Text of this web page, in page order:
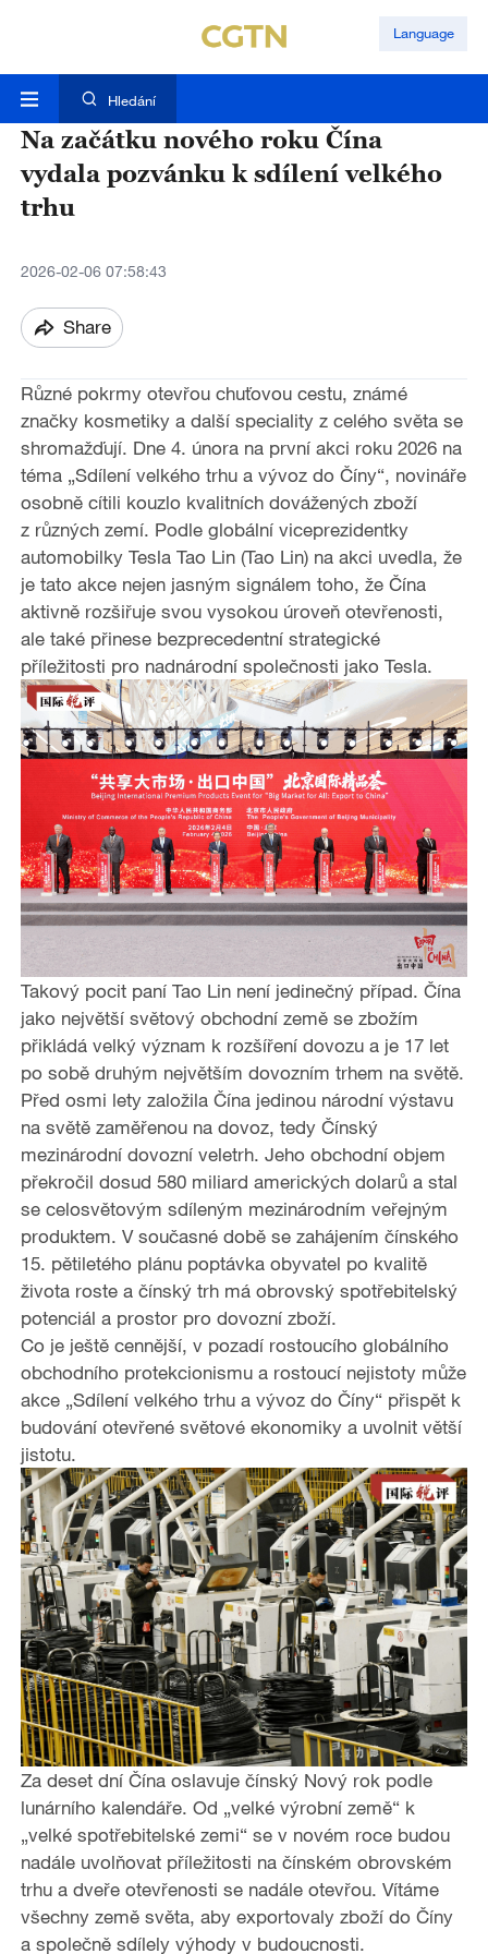
Language
Hledání
Na začátku nového roku Čína
vydala pozvánku k sdílení velkého
trhu
2026-02-06 07:58:43
Share
Různé pokrmy otevřou chuťovou cestu, známé
značky kosmetiky a další speciality z celého světa se
shromažďují. Dne 4. února na první akci roku 2026 na
téma „Sdílení velkého trhu a vývoz do Číny“, novináře
osobně cítili kouzlo kvalitních dovážených zboží
z různých zemí. Podle globální viceprezidentky
automobilky Tesla Tao Lin (Tao Lin) na akci uvedla, že
je tato akce nejen jasným signálem toho, že Čína
aktivně rozšiřuje svou vysokou úroveň otevřenosti,
ale také přinese bezprecedentní strategické
příležitosti pro nadnárodní společnosti jako Tesla.
Takový pocit paní Tao Lin není jedinečný případ. Čína
jako největší světový obchodní země se zbožím
přikládá velký význam k rozšíření dovozu a je 17 let
po sobě druhým největším dovozním trhem na světě.
Před osmi lety založila Čína jedinou národní výstavu
na světě zaměřenou na dovoz, tedy Čínský
mezinárodní dovozní veletrh. Jeho obchodní objem
překročil dosud 580 miliard amerických dolarů a stal
se celosvětovým sdíleným mezinárodním veřejným
produktem. V současné době se zahájením čínského
15. pětiletého plánu poptávka obyvatel po kvalitě
života roste a čínský trh má obrovský spotřebitelský
potenciál a prostor pro dovozní zboží.
Co je ještě cennější, v pozadí rostoucího globálního
obchodního protekcionismu a rostoucí nejistoty může
akce „Sdílení velkého trhu a vývoz do Číny“ přispět k
budování otevřené světové ekonomiky a uvolnit větší
jistotu.
Za deset dní Čína oslavuje čínský Nový rok podle
lunárního kalendáře. Od „velké výrobní země“ k
„velké spotřebitelské zemi“ se v novém roce budou
nadále uvolňovat příležitosti na čínském obrovském
trhu a dveře otevřenosti se nadále otevřou. Vítáme
všechny země světa, aby exportovaly zboží do Číny
a společně sdílely výhody v budoucnosti.